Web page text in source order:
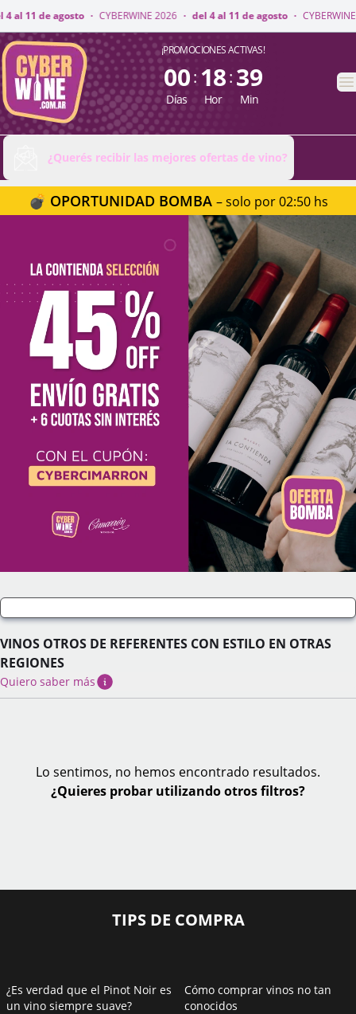
2026 · del 4 al 11 de agosto · CYBERWINE 2026 · del 4 al 11 de
CyberWine ¡PROMOCIONES ACTIVAS!
00
Días
: 18
Hor
: 39
Min
¿Querés recibir las mejores ofertas de vino?
💣 OPORTUNIDAD BOMBA – solo por 02:50 hs
VINOS OTROS DE REFERENTES CON ESTILO EN OTRAS
REGIONES
Quiero saber más
Lo sentimos, no hemos encontrado resultados.
¿Quieres probar utilizando otros filtros?
TIPS DE COMPRA
¿Es verdad que el Pinot Noir es
un vino siempre suave?
Cómo comprar vinos no tan
conocidos